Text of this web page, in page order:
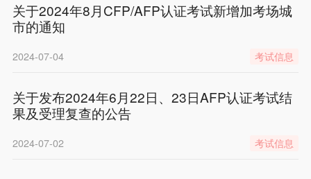
关于2024年8月CFP/AFP认证考试新增加考场城
市的通知
2024-07-04 考试信息
关于发布2024年6月22日、23日AFP认证考试结
果及受理复查的公告
2024-07-02 考试信息